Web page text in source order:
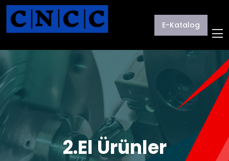
E-Katalog
2.El Ürünler